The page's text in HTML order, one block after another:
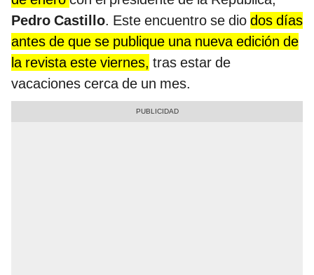
Pedro Castillo. Este encuentro se dio dos días
antes de que se publique una nueva edición de
la revista este viernes, tras estar de
vacaciones cerca de un mes.